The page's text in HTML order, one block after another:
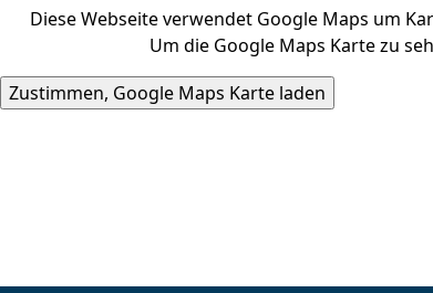
Diese Webseite verwendet Google Maps um
Um die Google Maps Karte zu